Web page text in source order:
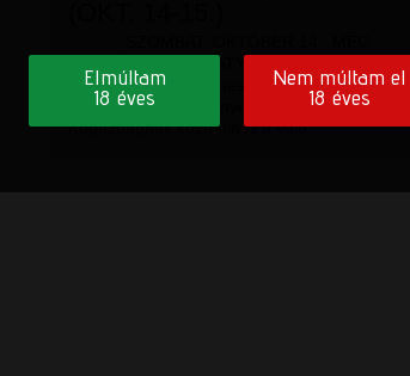
EGY KÖRT, SZENTATYÁM! Igenis,
miszter! Talán érdemes: Az HBO-n újabb
összekeverhetőség nyolckor merthogy a
Kőgazdagnak köze nincs a való…
Elmúltam
18 éves
Nem múltam el
18 éves